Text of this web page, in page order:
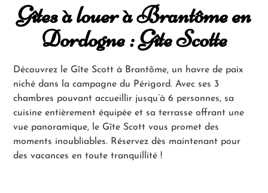
Gîtes à louer à Brantôme en
Dordogne : Gîte Scotte
Découvrez le Gîte Scott à Brantôme, un havre de paix
niché dans la campagne du Périgord. Avec ses 3
chambres pouvant accueillir jusqu’à 6 personnes, sa
cuisine entièrement équipée et sa terrasse offrant une
vue panoramique, le Gîte Scott vous promet des
moments inoubliables. Réservez dès maintenant pour
des vacances en toute tranquillité !